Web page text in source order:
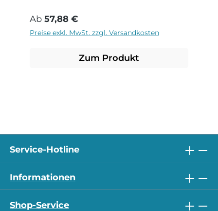
Regulärer Preis:
Ab 57,88 €
Preise exkl. MwSt. zzgl. Versandkosten
Zum Produkt
Service-Hotline
Informationen
Shop-Service